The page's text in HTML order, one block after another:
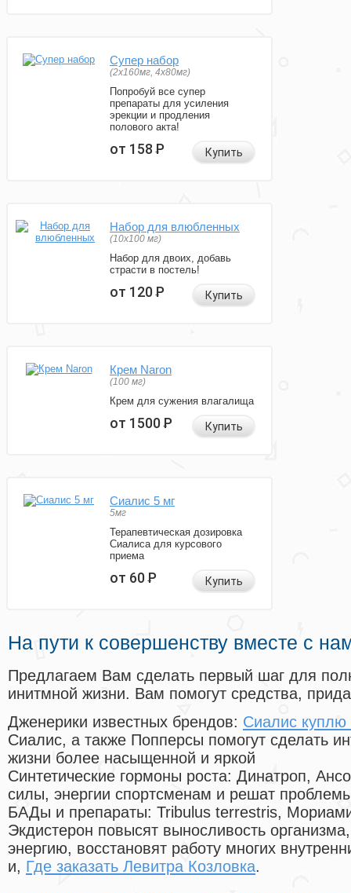
Супер набор
(2х160мг, 4х80мг)
Попробуй все супер
препараты для усиления
эрекции и продления
полового акта!
от 158Р Купить
Набор для влюбленных
(10х100 мг)
Набор для двоих, добавь
страсти в постель!
от 120Р Купить
Крем Naron
(100 мг)
Крем для сужения влагалища
от 1500Р Купить
Сиалис 5 мг
5мг
Терапевтическая дозировка
Сиалиса для курсового
приема
от 60Р Купить
На пути к совершенству вместе с
Предлагаем Вам сделать первый шаг для
инитмной жизни. Вам помогут средства,
Дженерики известных брендов: Сиалис куплю
Сиалис, а также Попперсы помогут сделать
жизни более насыщенной и яркой
Синтетические гормоны роста: Динатроп,
силы, энергии спортсменам и решат
БАДы и препараты: Tribulus terrestris,
Экдистерон повысят выносливость
энергию, восстановят работу многих
и, Где заказать Левитра Козловка.